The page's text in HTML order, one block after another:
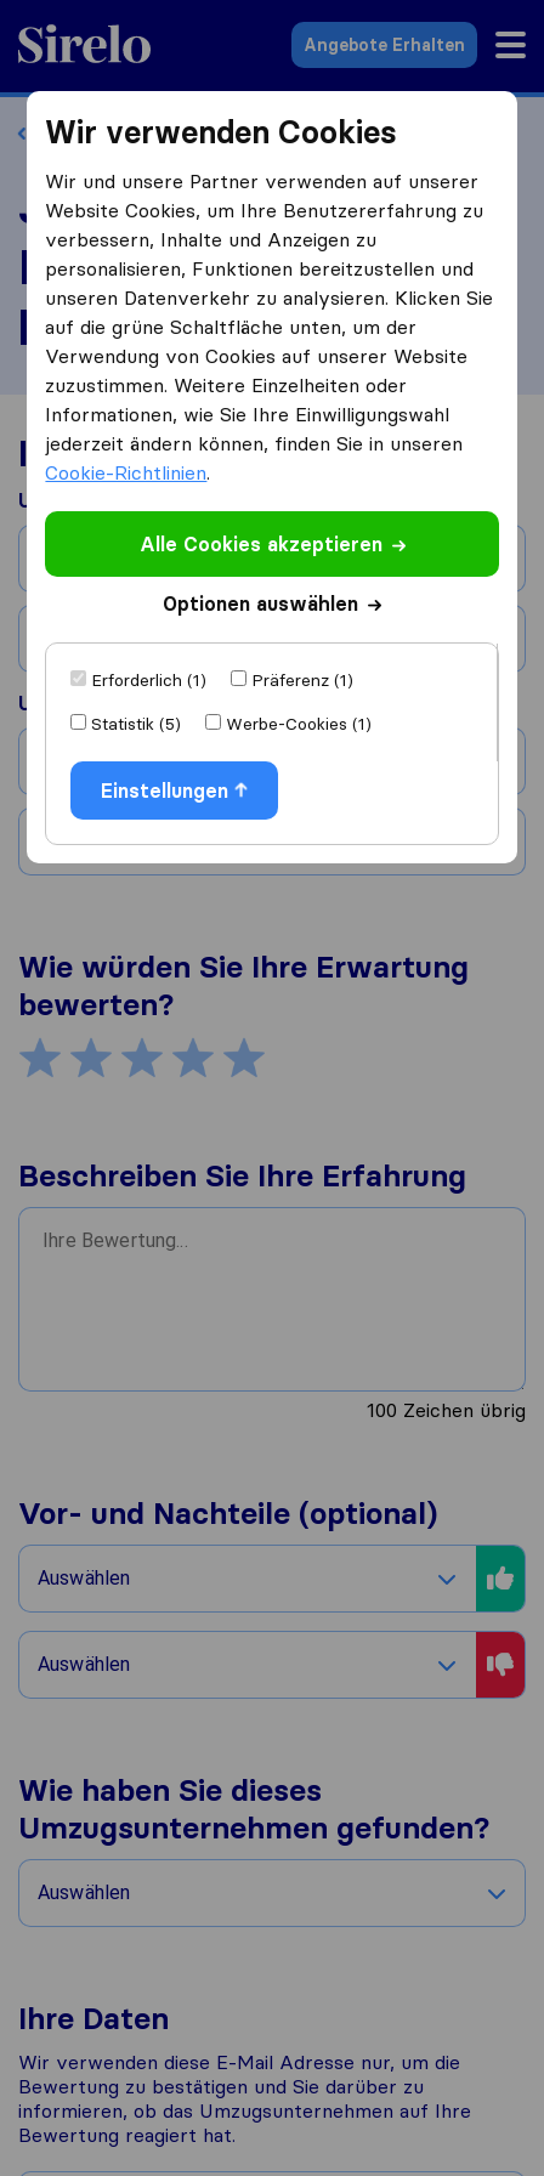
Sirelo.at
Angebote Erhalten
Zurück zum Profil
JetUmzug
Möbelpacker
bewerten
Ihre Umzugserfahrung
Umgezogen aus
Land
Umgezogen nach
Stadt
Land
Wie würden Sie Ihre Erwartung
bewerten?
Beschreiben Sie Ihre Erfahrung
100 Zeichen übrig
Vor- und Nachteile (optional)
Auswählen
Auswählen
Wie haben Sie dieses
Umzugsunternehmen gefunden?
Auswählen
Ihre Daten
Wir verwenden diese E-Mail Adresse nur, um die
Bewertung zu bestätigen und Sie darüber zu
informieren, ob das Umzugsunternehmen auf Ihre
Bewertung reagiert hat.
Wir verwenden Cookies
Wir und unsere Partner verwenden auf unserer
Website Cookies, um Ihre Benutzererfahrung zu
verbessern, Inhalte und Anzeigen zu
personalisieren, Funktionen bereitzustellen und
unseren Datenverkehr zu analysieren. Klicken Sie
auf die grüne Schaltfläche unten, um der
Verwendung von Cookies auf unserer Website
zuzustimmen. Weitere Einzelheiten oder
Informationen, wie Sie Ihre Einwilligungswahl
jederzeit ändern können, finden Sie in unseren
Cookie-Richtlinien.
Alle Cookies akzeptieren
Optionen auswählen
Erforderlich (1)
Präferenz (1)
Statistik (5)
Werbe-Cookies (1)
Einstellungen